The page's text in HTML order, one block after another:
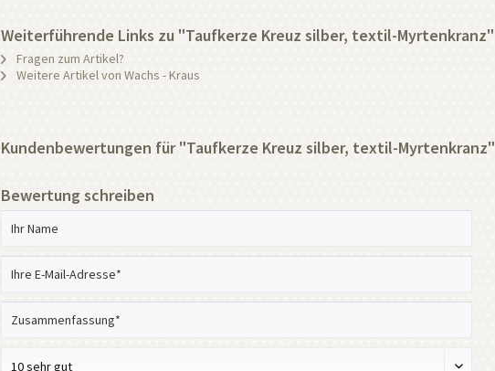
Weiterführende Links zu "Taufkerze Kreuz silber, textil-Myrtenkranz"
Fragen zum Artikel?
Weitere Artikel von Wachs - Kraus
Kundenbewertungen für "Taufkerze Kreuz silber, textil-Myrtenkranz"
Bewertung schreiben